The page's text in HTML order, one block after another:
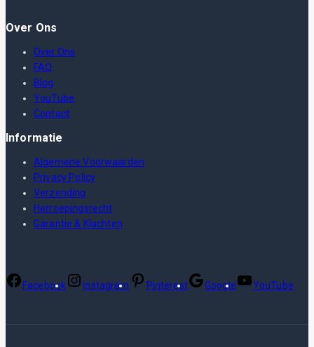
Over Ons
Over Ons
FAQ
Blog
YouTube
Contact
Informatie
Algemene Voorwaarden
Privacy Policy
Verzending
Herroepingsrecht
Garantie & Klachten
Facebook Instagram Pinterest Google YouTube